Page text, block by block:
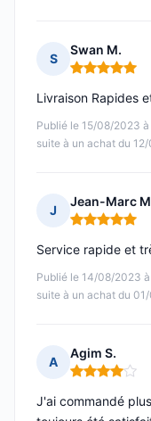
S
Swan M.
Note : 5 sur 5
Publié le 15/08/2023
suite à un achat du
Livraison Rapides
J
Jean-Marc
Note : 5 sur 5
Publié le 14/08/2023
suite à un achat du
Service rapide et
A
Agim S.
Note : 4 sur 5
J'ai commandé